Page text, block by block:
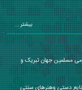
بیشتر ...
مسلمین جهان تبریک و
دستی وهنرهای سنتی